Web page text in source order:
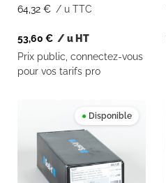
64,32 € / u TTC
53,60 € / u HT
Prix public, connectez-vous
pour vos tarifs pro
● Disponible